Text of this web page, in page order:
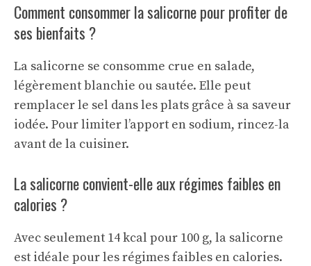
Comment consommer la salicorne pour profiter de
ses bienfaits ?
La salicorne se consomme crue en salade,
légèrement blanchie ou sautée. Elle peut
remplacer le sel dans les plats grâce à sa saveur
iodée. Pour limiter l’apport en sodium, rincez-la
avant de la cuisiner.
La salicorne convient-elle aux régimes faibles en
calories ?
Avec seulement 14 kcal pour 100 g, la salicorne
est idéale pour les régimes faibles en calories.